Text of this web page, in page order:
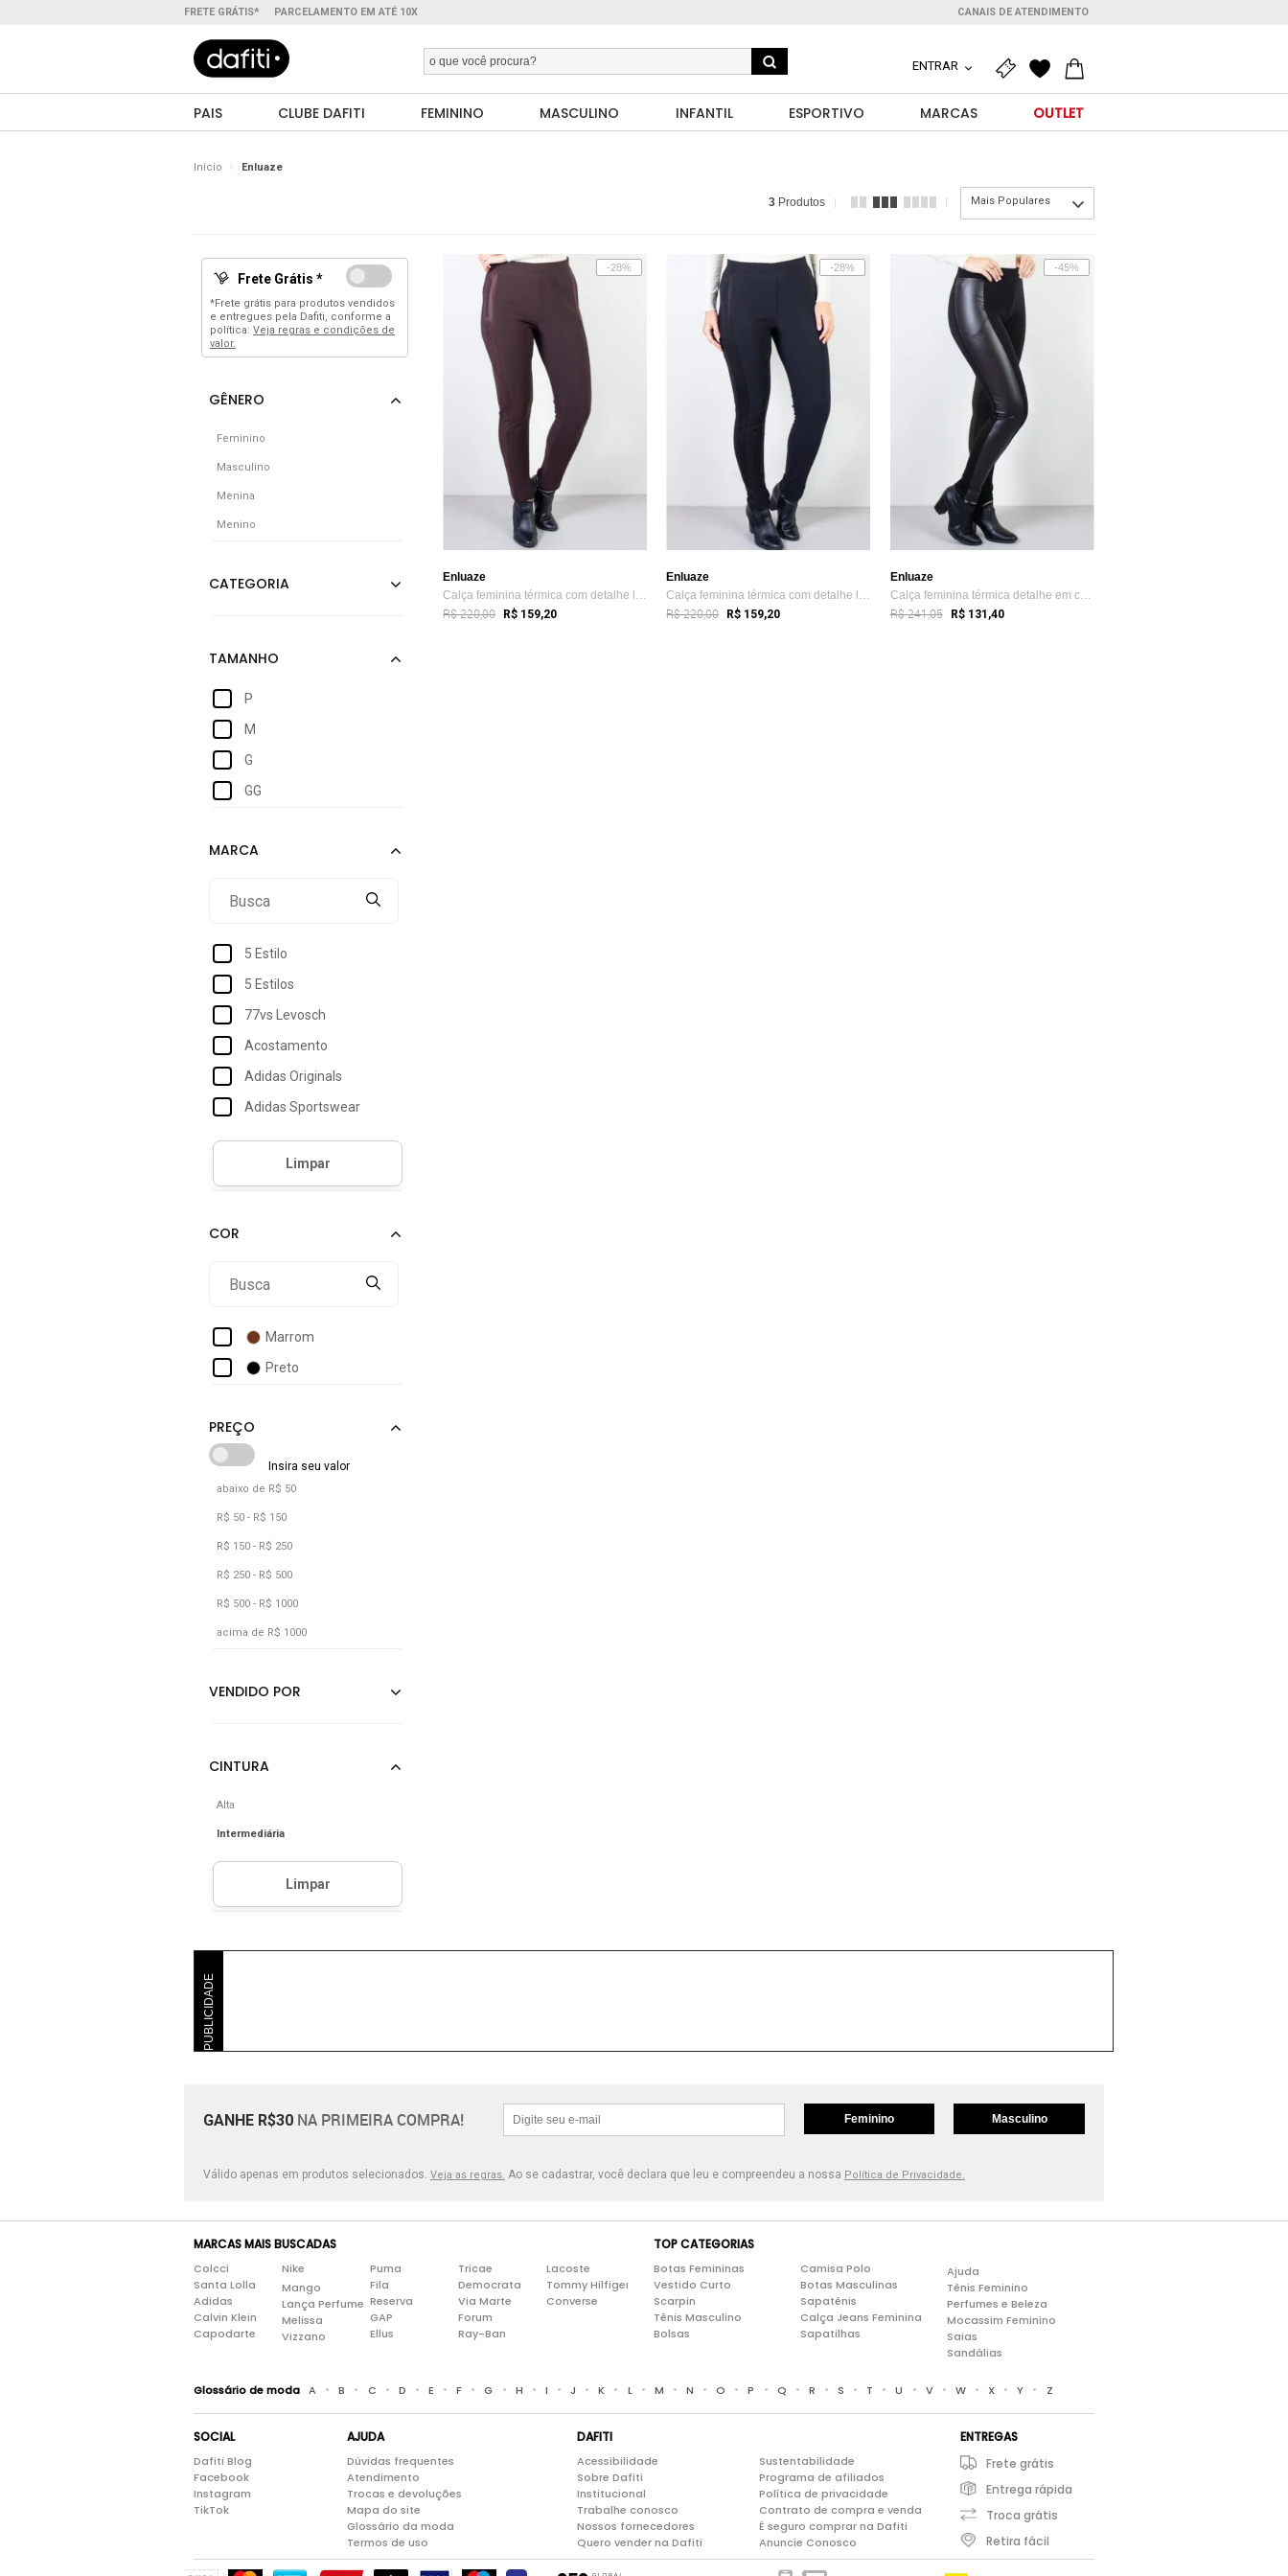
FRETE GRÁTIS* PARCELAMENTO EM ATÉ 10X CANAIS DE ATENDIMENTO
ENTRAR
PAIS CLUBE DAFITI FEMININO MASCULINO INFANTIL ESPORTIVO MARCAS OUTLET
Início Enluaze
3 Produtos Mais Populares
Frete Grátis *
*Frete grátis para produtos vendidos
e entregues pela Dafiti, conforme a
política: Veja regras e condições de
valor.
Feminino
Masculino
Menina
Menino
P
M
G
GG
5 Estilo
5 Estilos
77vs Levosch
Acostamento
Adidas Originals
Adidas Sportswear
Agua Doce
Aleatory
Alleppo Jeans
Animale Jeans
Anticorpus Jeanswear
Marrom
Preto
abaixo de R$ 50
R$ 50 - R$ 150
R$ 150 - R$ 250
R$ 250 - R$ 500
R$ 500 - R$ 1000
acima de R$ 1000
Alta
Intermediária
-28%
Enluaze
Calça feminina térmica com detalhe later...
R$ 220,00 R$ 159,20
-28%
Enluaze
Calça feminina térmica com detalhe later...
R$ 220,00 R$ 159,20
-45%
Enluaze
Calça feminina térmica detalhe em corino...
R$ 241,05 R$ 131,40
PUBLICIDADE
GANHE R$30 NA PRIMEIRA COMPRA! Feminino Masculino
Válido apenas em produtos selecionados. Veja as regras. Ao se cadastrar, você declara que leu e compreendeu a nossa Política de Privacidade.
MARCAS MAIS BUSCADAS
Colcci
Santa Lolla
Adidas
Calvin Klein
Capodarte
Nike
Mango
Lança Perfume
Melissa
Vizzano
Puma
Fila
Reserva
GAP
Ellus
Tricae
Democrata
Via Marte
Forum
Ray-Ban
Lacoste
Tommy Hilfiger
Converse
TOP CATEGORIAS
Botas Femininas
Vestido Curto
Scarpin
Tênis Masculino
Bolsas
Camisa Polo
Botas Masculinas
Sapatênis
Calça Jeans Feminina
Sapatilhas
Ajuda
Tênis Feminino
Perfumes e Beleza
Mocassim Feminino
Saias
Sandálias
Glossário de moda A • B • C • D • E • F • G • H • I • J • K • L • M • N • O • P • Q • R • S • T • U • V • W • X • Y • Z
SOCIAL
Dafiti Blog
Facebook
Instagram
TikTok
AJUDA
Dúvidas frequentes
Atendimento
Trocas e devoluções
Mapa do site
Glossário da moda
Termos de uso
DAFITI
Acessibilidade
Sobre Dafiti
Institucional
Trabalhe conosco
Nossos fornecedores
Quero vender na Dafiti
Sustentabilidade
Programa de afiliados
Política de privacidade
Contrato de compra e venda
É seguro comprar na Dafiti
Anuncie Conosco
ENTREGAS
Frete grátis
Entrega rápida
Troca grátis
Retira fácil